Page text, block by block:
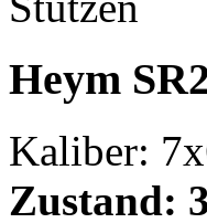
Heym
Kaliber:
Zustand: